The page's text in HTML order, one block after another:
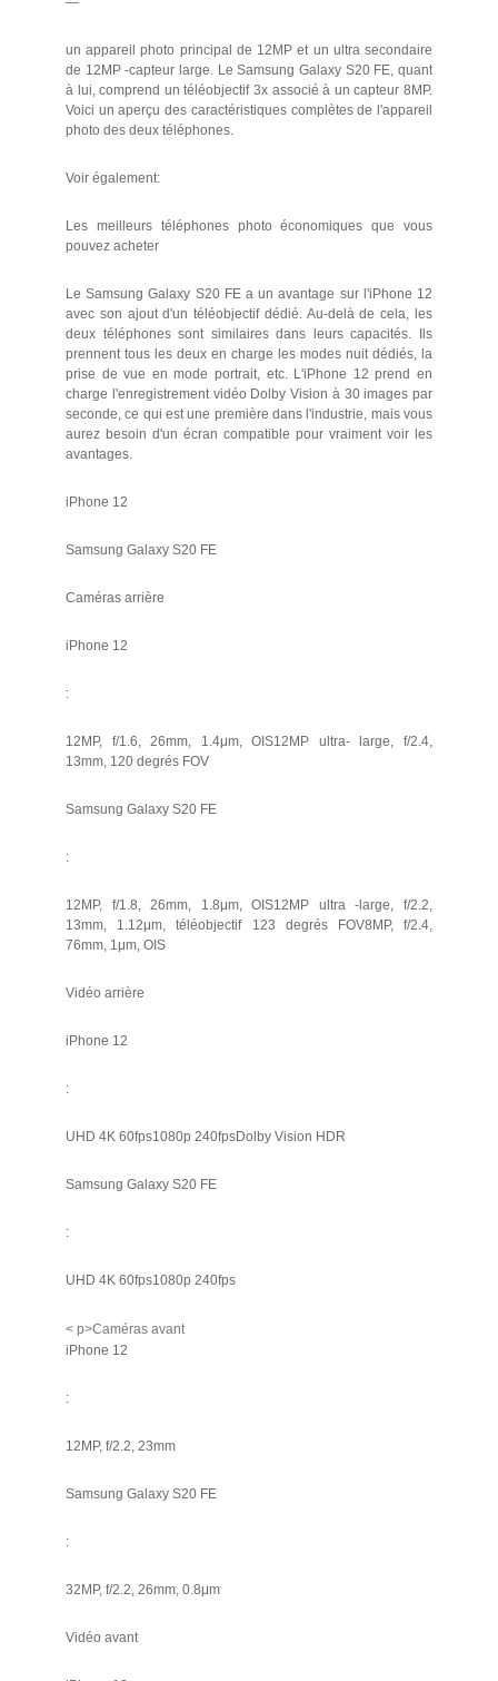
un appareil photo principal de 12MP et un ultra secondaire
de 12MP -capteur large. Le Samsung Galaxy S20 FE, quant
à lui, comprend un téléobjectif 3x associé à un capteur 8MP.
Voici un aperçu des caractéristiques complètes de l'appareil
photo des deux téléphones.
Voir également:
Les meilleurs téléphones photo économiques que vous
pouvez acheter
Le Samsung Galaxy S20 FE a un avantage sur l'iPhone 12
avec son ajout d'un téléobjectif dédié. Au-delà de cela, les
deux téléphones sont similaires dans leurs capacités. Ils
prennent tous les deux en charge les modes nuit dédiés, la
prise de vue en mode portrait, etc. L'iPhone 12 prend en
charge l'enregistrement vidéo Dolby Vision à 30 images par
seconde, ce qui est une première dans l'industrie, mais vous
aurez besoin d'un écran compatible pour vraiment voir les
avantages.
iPhone 12
Samsung Galaxy S20 FE
Caméras arrière
iPhone 12
:
12MP, f/1.6, 26mm, 1.4μm, OIS12MP ultra- large, f/2.4,
13mm, 120 degrés FOV
Samsung Galaxy S20 FE
:
12MP, f/1.8, 26mm, 1.8μm, OIS12MP ultra -large, f/2.2,
13mm, 1.12μm, téléobjectif 123 degrés FOV8MP, f/2.4,
76mm, 1μm, OIS
Vidéo arrière
iPhone 12
:
UHD 4K 60fps1080p 240fpsDolby Vision HDR
Samsung Galaxy S20 FE
:
UHD 4K 60fps1080p 240fps
< p>Caméras avant
iPhone 12
:
12MP, f/2.2, 23mm
Samsung Galaxy S20 FE
:
32MP, f/2.2, 26mm, 0.8μm
Vidéo avant